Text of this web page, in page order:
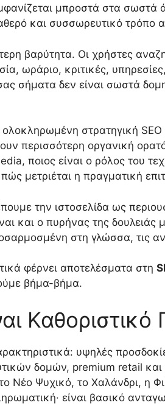
μπροστά στα
και συσσωρευτικό τρόπο
βαρύτητα. Οι χρήστες
ωράριο, κριτικές,
σήματα δεν είναι σωστά
στρατηγική SEO
περισσότερη οργανική
ποιος είναι ο ρόλος του
μετριέται η πραγματική
την ιστοσελίδα ως
και ο πυρήνας της
στη γλώσσα, τις
φέρνει αποτελέσματα στη
βήμα-βήμα.
υψηλές
δομών, premium retail
Νέο Ψυχικό, το Χαλάνδρι, η
είναι βασικό